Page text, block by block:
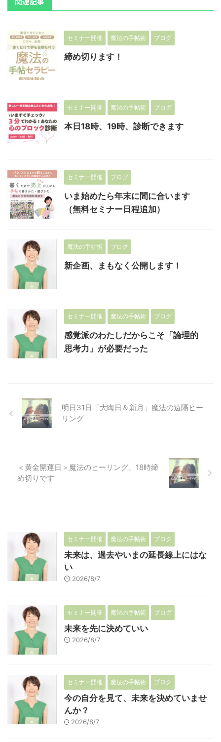
セミナー開催 魔法の手帖術 ブログ
締め切ります！
セミナー開催 魔法の手帖術 ブログ
本日18時、19時、診断できます
セミナー開催 ブログ
いま始めたら年末に間に合います
（無料セミナー日程追加）
魔法の手帖術 ブログ
新企画、まもなく公開します！
セミナー開催 魔法の手帖術 ブログ
感覚派のわたしだからこそ「論理的
思考力」が必要だった
明日31日「大晦日＆新月」魔法の遠隔ヒー
リング
＜黄金開運日＞魔法のヒーリング、18時締
め切りです
セミナー開催 魔法の手帖術 ブログ
未来は、過去やいまの延長線上にはな
い
2026/8/7
セミナー開催 魔法の手帖術 ブログ
未来を先に決めていい
2026/8/7
セミナー開催 魔法の手帖術 ブログ
今の自分を見て、未来を決めていませ
んか？
2026/8/7